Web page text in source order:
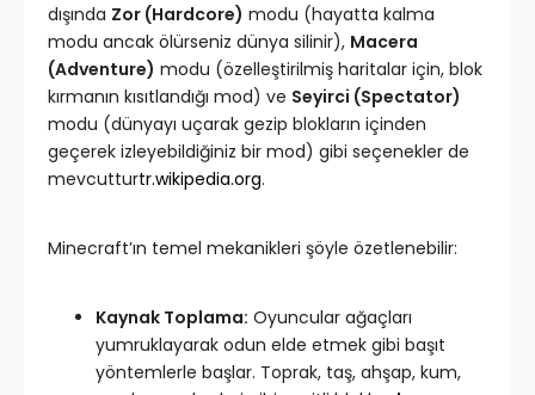
dışında Zor (Hardcore) modu (hayatta kalma
modu ancak ölürseniz dünya silinir), Macera
(Adventure) modu (özelleştirilmiş haritalar için, blok
kırmanın kısıtlandığı mod) ve Seyirci (Spectator)
modu (dünyayı uçarak gezip blokların içinden
geçerek izleyebildiğiniz bir mod) gibi seçenekler de
mevcutturtr.wikipedia.org.
Minecraft’ın temel mekanikleri şöyle özetlenebilir:
Kaynak Toplama: Oyuncular ağaçları
yumruklayarak odun elde etmek gibi başıt
yöntemlerle başlar. Toprak, taş, ahşap, kum,